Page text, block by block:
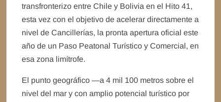
transfronterizo entre Chile y Bolivia en el Hito 41,
esta vez con el objetivo de acelerar directamente a
nivel de Cancillerías, la pronta apertura oficial este
año de un Paso Peatonal Turístico y Comercial, en
esa zona limítrofe.
El punto geográfico —a 4 mil 100 metros sobre el
nivel del mar y con amplio potencial turístico por